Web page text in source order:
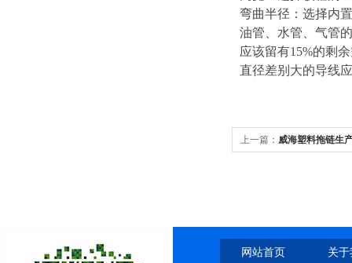
弯曲半径：选择内
油管、水管、气管
应该留有15%的剩
直径差别大的导线
上一篇： 威海塑料拖链生
网站首页 关